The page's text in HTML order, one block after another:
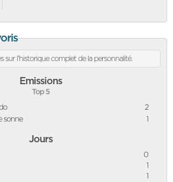
sur l'historique complet de la personnalité.
Emissions
Top 5
2
sonne
1
Jours
0
1
1